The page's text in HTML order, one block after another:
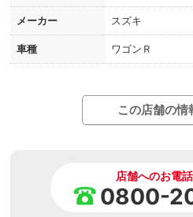
メーカー スズキ
車種 ワゴンＲ
この店舗の情
店舗へのお電
0800-